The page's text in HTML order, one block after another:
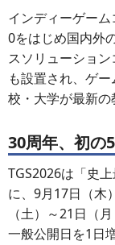
インディーゲーム
0をはじめ国内外
スソリューショ
も設置され、ゲ
校・大学が最新の
30周年、初の
TGS2026は「史
に、9月17日（木
（土）～21日（
一般公開日を1日